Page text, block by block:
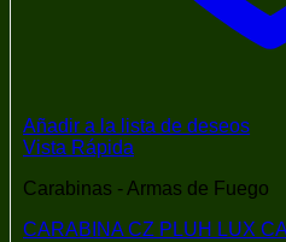
Añadir a la lista de deseos
Vista Rápida
Carabinas - Armas de Fuego
CARABINA CZ PLUH LUX